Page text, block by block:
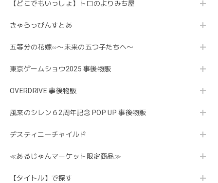
【どこでもいっしょ】トロのよりみち屋
きゃらっぴんすとあ
五等分の花嫁∽〜未来の五つ子たちへ〜
東京ゲームショウ2025 事後物販
OVERDRIVE 事後物販
風来のシレン６2周年記念 POP UP 事後物販
デスティニーチャイルド
≪あるじゃんマーケット限定商品≫
【タイトル】で探す